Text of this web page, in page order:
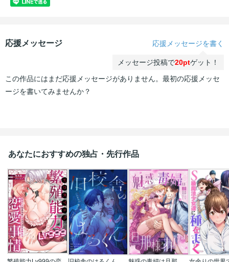
応援メッセージ 応援メッセージを書く
メッセージ投稿で20ptゲット！
この作品にはまだ応援メッセージがありません。最初の応援メッセ
ージを書いてみませんか？
あなたにおすすめの独占・先行作品